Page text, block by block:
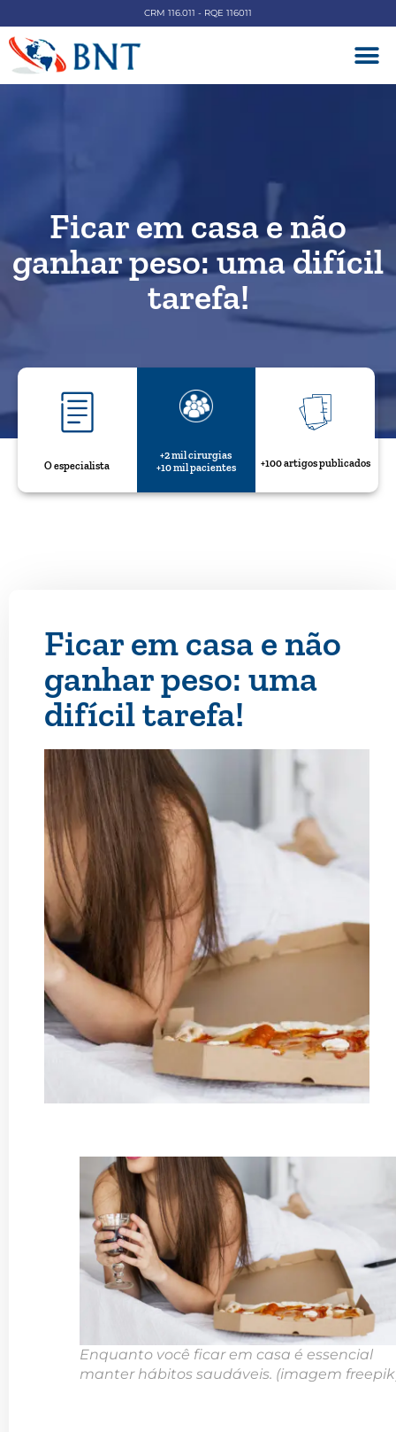
CRM 116.011 - RQE 116011
Ficar em casa e não
ganhar peso: uma difícil
tarefa!
O especialista
+2 mil cirurgias
+10 mil pacientes
+100 artigos publicados
Ficar em casa e não
ganhar peso: uma
difícil tarefa!
Enquanto você ficar em casa é essencial
manter hábitos saudáveis. (imagem